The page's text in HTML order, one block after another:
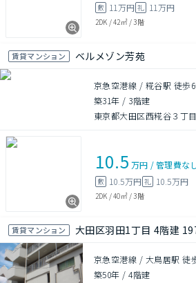
敷 11万円 礼 11万円
2DK /42㎡/3階
賃貸マンション ベルメゾン芳苑
京急空港線 / 糀谷駅 徒歩
築31年 / 3階建
東京都大田区西糀谷３丁目
10.5 万円 /管理費な
敷 10.5万円 礼 10.5万円
2DK /40㎡/3階
賃貸マンション 大田区羽田1丁目 4階建
京急空港線 / 大鳥居駅 徒
築50年 /4階建